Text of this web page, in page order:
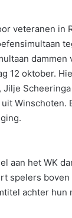
veteranen in
dammen
12 oktober.
Winschoten.
aan het WK
spelers
achter hun